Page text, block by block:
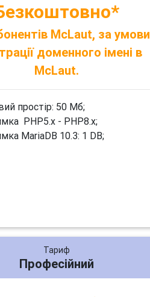
McLaut, за умови
доменного імені в
McLaut.
простір: 50 Мб;
PHP5.x - PHP8.x;
MariaDB 10.3: 1 DB;
Тариф
Професійний